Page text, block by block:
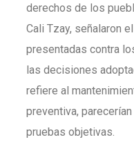
derechos de los
Cali Tzay, señalaron
presentadas contra
las decisiones
refiere al
preventiva,
pruebas objetivas.